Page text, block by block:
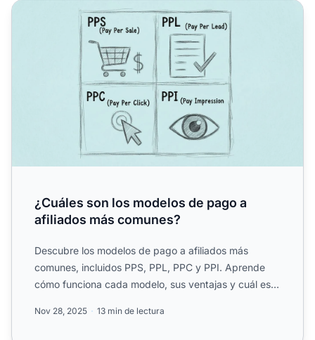
¿Cuáles son los modelos de pago a afiliados más
¿Cuáles son los modelos de pago a
afiliados más comunes?
Descubre los modelos de pago a afiliados más
comunes, incluidos PPS, PPL, PPC y PPI. Aprende
cómo funciona cada modelo, sus ventajas y cuál es
Nov 28, 2025 13 min de lectura